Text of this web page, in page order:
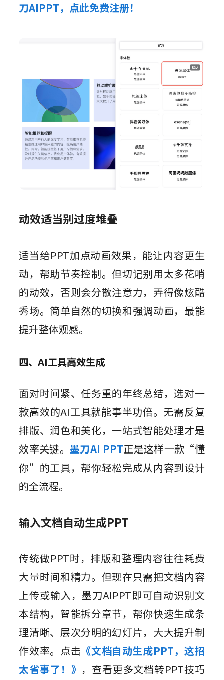
刀AIPPT，点此免费注册！
动效适当别过度堆叠
适当给PPT加点动画效果，能让内容更生
动，帮助节奏控制。但切记别用太多花哨
的动效，否则会分散注意力，弄得像炫酷
秀场。简单自然的切换和强调动画，最能
提升整体观感。
四、AI工具高效生成
面对时间紧、任务重的年终总结，选对一
款高效的AI工具就能事半功倍。无需反复
排版、润色和美化，一站式智能处理才是
效率关键。 墨刀AI PPT正是这样一款“懂
你”的工具，帮你轻松完成从内容到设计
的全流程。
输入文档自动生成PPT
传统做PPT时，排版和整理内容往往耗费
大量时间和精力。但现在只需把文档内容
上传或输入，墨刀AIPPT即可自动识别文
本结构，智能拆分章节，帮你快速生成条
理清晰、层次分明的幻灯片，大大提升制
作效率。点击 《文档自动生成PPT，这招
太省事了！》 ，查看更多文档转PPT技巧